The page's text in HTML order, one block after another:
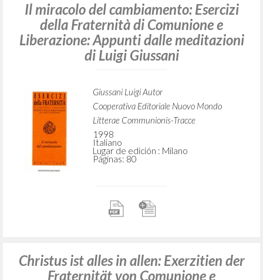
Il miracolo del cambiamento: Esercizi
della Fraternità di Comunione e
Liberazione: Appunti dalle meditazioni
di Luigi Giussani
Giussani Luigi Autor
Cooperativa Editoriale Nuovo Mondo
Litterae Communionis-Tracce
1998
Italiano
Lugar de edición : Milano
Páginas: 80
Christus ist alles in allen: Exerzitien der
Fraternität von Comunione e